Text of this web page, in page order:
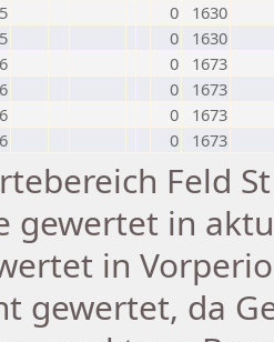
0
1630
0
1630
0
1673
0
1673
0
1673
0 1673
Feld
gewertet in
in
gewertet, da